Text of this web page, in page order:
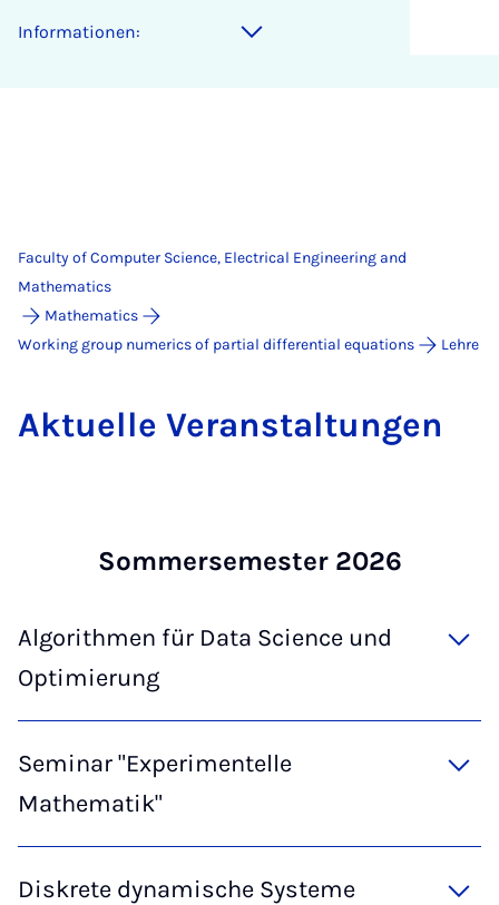
Informationen:
Faculty of Computer Science, Electrical Engineering and
Mathematics
Mathematics
Working group numerics of partial differential equations
Lehre
Ak­tuelle Ver­an­stal­tun­gen
Som­mersemester 2026
Algorithmen für Data Science und
Optimierung
Seminar "Experimentelle
Mathematik"
Diskrete dynamische Systeme